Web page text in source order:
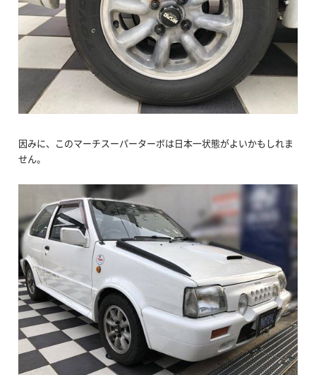
因みに、このマーチスーパーターボは日本一状態がよいかもしれま
せん。